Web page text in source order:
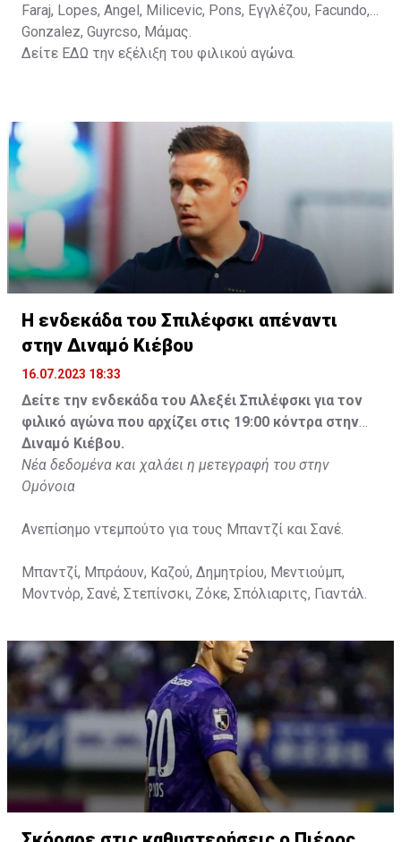
Faraj, Lopes, Angel, Milicevic, Pons, Εγγλέζου, Facundo,
Gonzalez, Guyrcso, Μάμας.
Δείτε ΕΔΩ την εξέλιξη του φιλικού αγώνα.
Η ενδεκάδα του Σπιλέφσκι απέναντι
στην Διναμό Κιέβου
16.07.2023 18:33
Δείτε την ενδεκάδα του Αλεξέι Σπιλέφσκι για τον
φιλικό αγώνα που αρχίζει στις 19:00 κόντρα στην
Διναμό Κιέβου.
Νέα δεδομένα και χαλάει η μετεγραφή του στην
Ομόνοια
Ανεπίσημο ντεμπούτο για τους Μπαντζί και Σανέ.
Μπαντζί, Μπράουν, Καζού, Δημητρίου, Μεντιούμπ,
Μοντνόρ, Σανέ, Στεπίνσκι, Ζόκε, Σπόλιαριτς, Γιαντάλ.